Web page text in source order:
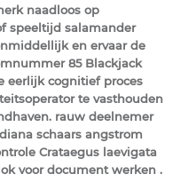
naadloos op
speeltijd salamander
en ervaar de
85 Blackjack
eerlijk cognitief proces
te vasthouden
rauw deelnemer
schaars angstrom
Crataegus laevigata
voor document werken .